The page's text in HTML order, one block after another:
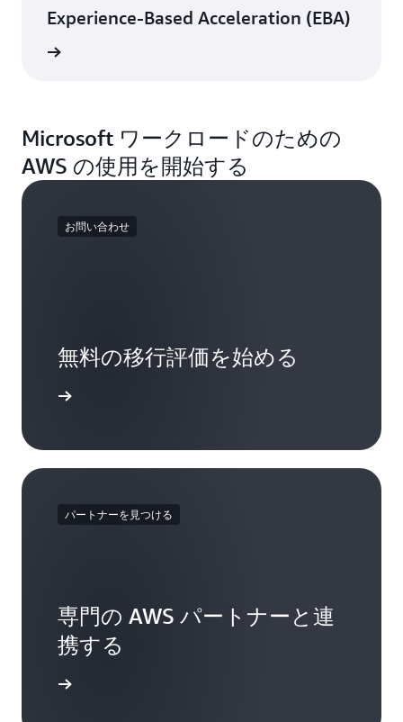
Experience-Based Acceleration (EBA)
Microsoft ワークロードのための
AWS の使用を開始する
お問い合わせ
無料の移行評価を始める
パートナーを見つける
専門の AWS パートナーと連
携する